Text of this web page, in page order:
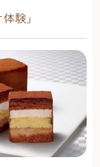
験」